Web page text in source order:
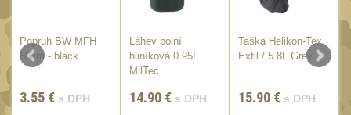
.270 .280 (7mm)7
.30 .308 (7.62mm)11
12GA, 20GA
Popruh BW MFH
60cm - black
3.55 € s DPH
Láhev polní
hliníková 0.95L
MilTec
14.90 € s DPH
Taška Helikon-Tex
Exfil / 5.8L Grey
15.90 € s DPH